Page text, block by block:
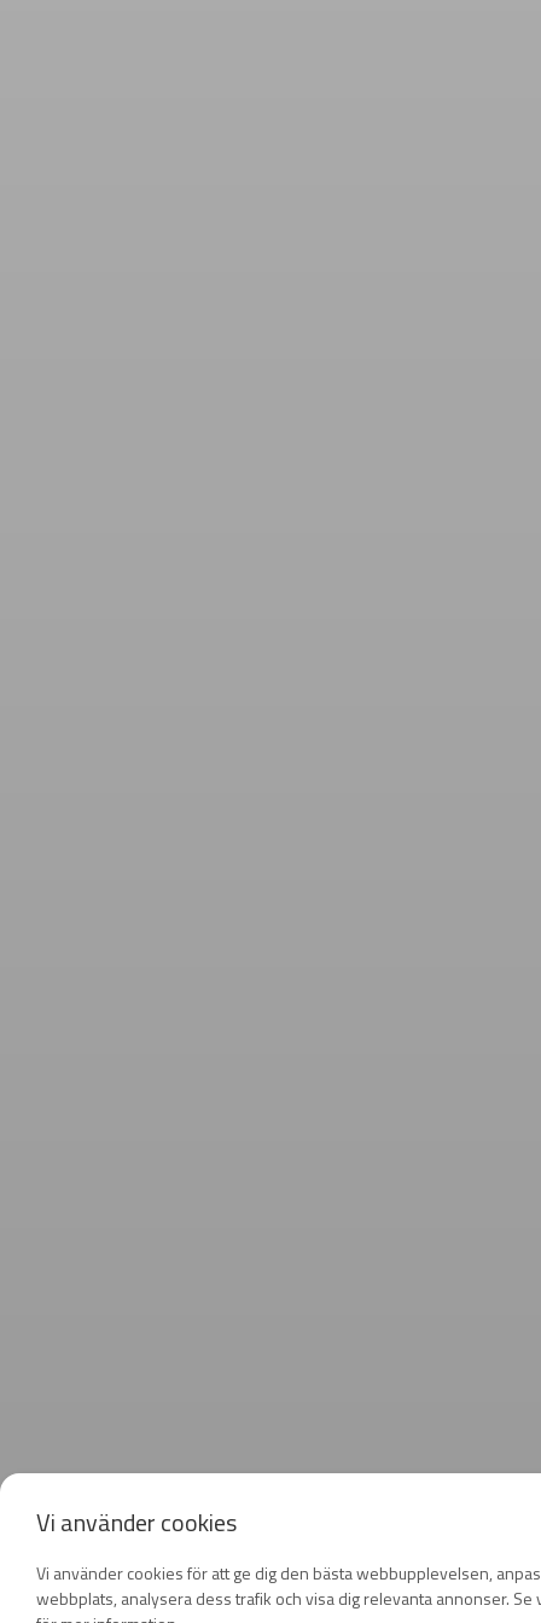
Vi använder cookies
Vi använder cookies för att ge dig den bästa webbupplevelsen,
webbplats, analysera dess trafik och visa dig relevanta annonser.